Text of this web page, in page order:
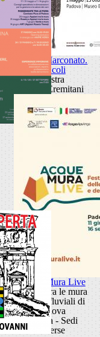
Sandra Marconato.
Oracoli
Mostra
Museo Eremitani
Acque Mura Live
Festival tra le mura
e i porti fluviali di
Padova
Padova - Sedi
diverse